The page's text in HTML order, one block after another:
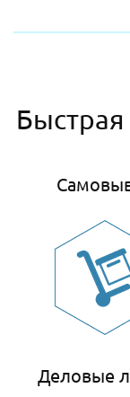
Быстрая
Деловые